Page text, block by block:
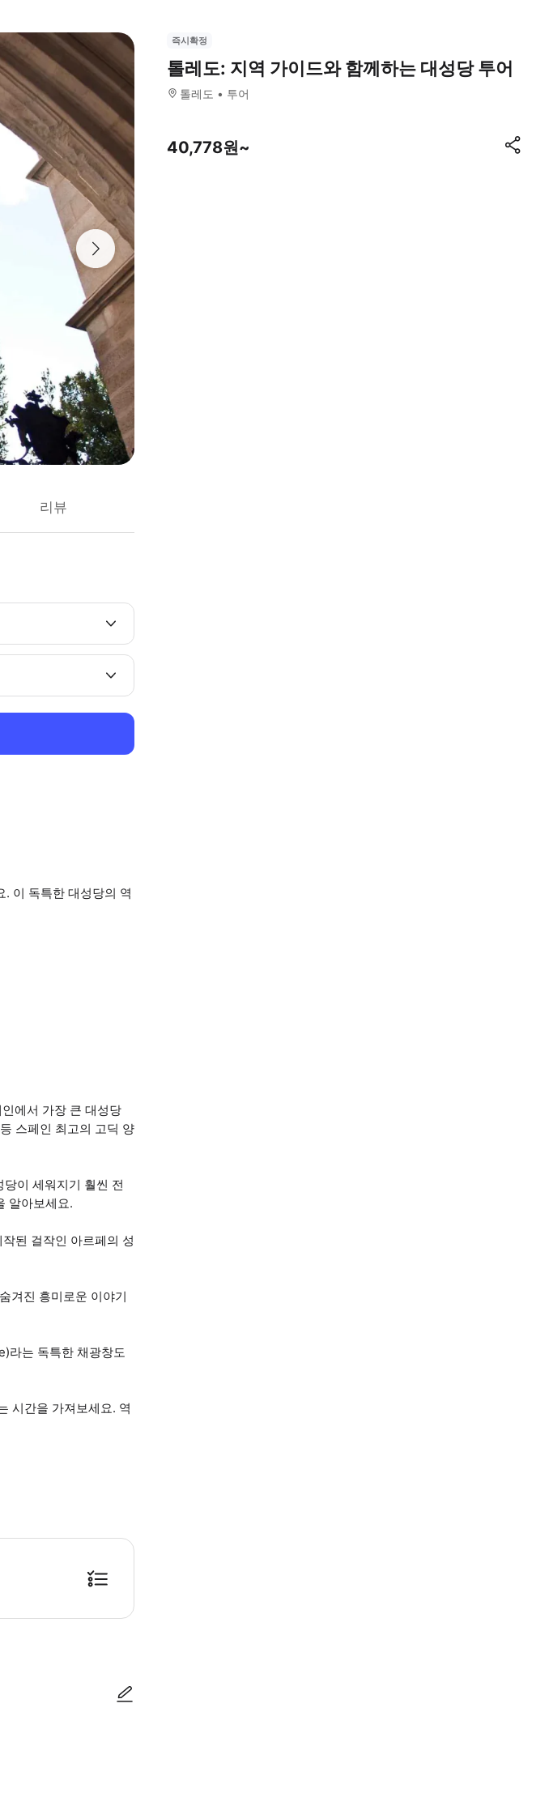
리뷰
이 독특한 대성당의 역
에서 가장 큰 대성당
스페인 최고의 고딕 양
이 세워지기 훨씬 전
알아보세요.
된 걸작인 아르페의 성
겨진 흥미로운 이야기
라는 독특한 채광창도
시간을 가져보세요. 역
. • 대성당에는 복장 규정이 있으므로 어깨와 다리가 가려져 있는지 확인하세요. • 대성당 내 음식 반입은 금지
즉시확정
톨레도: 지역 가이드와 함께하는 대성당 투어
톨레도 투어
40,778원~